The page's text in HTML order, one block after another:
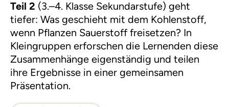
Teil 2 (3.–4. Klasse Sekundarstufe) geht
tiefer: Was geschieht mit dem Kohlenstoff,
wenn Pflanzen Sauerstoff freisetzen? In
Kleingruppen erforschen die Lernenden diese
Zusammenhänge eigenständig und teilen
ihre Ergebnisse in einer gemeinsamen
Präsentation.